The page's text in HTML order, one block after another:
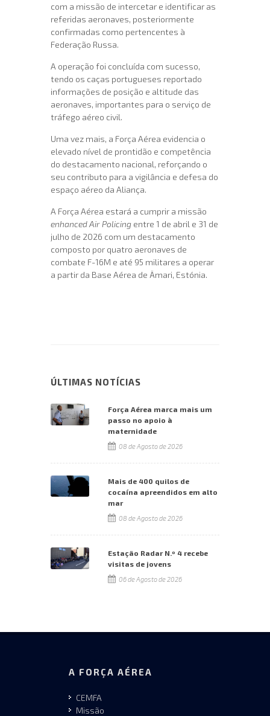
com a missão de intercetar e identificar as
referidas aeronaves, posteriormente
confirmadas como pertencentes à
Federação Russa.
A operação foi concluída com sucesso,
tendo os caças portugueses reportado
informações de posição e altitude das
aeronaves, importantes para o serviço de
tráfego aéreo civil.
Uma vez mais, a Força Aérea evidencia o
elevado nível de prontidão e competência
do destacamento nacional, reforçando o
seu contributo para a vigilância e defesa do
espaço aéreo da Aliança.
A Força Aérea estará a cumprir a missão
enhanced Air Policing entre 1 de abril e 31 de
julho de 2026 com um destacamento
composto por quatro aeronaves de
combate F-16M e até 95 militares a operar
a partir da Base Aérea de Ämari, Estónia.
ÚLTIMAS NOTÍCIAS
Força Aérea marca mais um
passo no apoio à
maternidade
08 de Agosto de 2026
Mais de 400 quilos de
cocaína apreendidos em alto
mar
08 de Agosto de 2026
Estação Radar N.º 4 recebe
visitas de jovens
06 de Agosto de 2026
A FORÇA AÉREA
CEMFA
Missão